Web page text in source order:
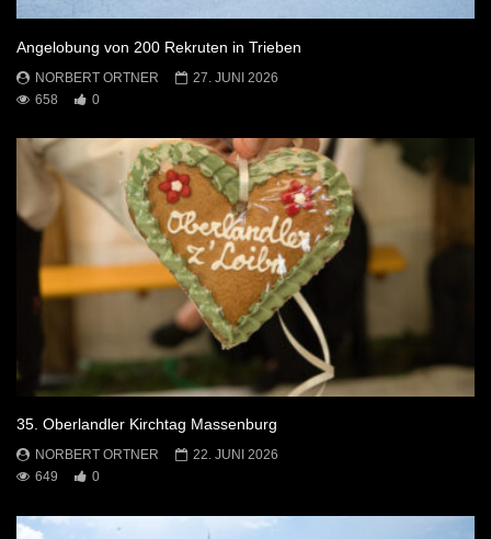
Angelobung von 200 Rekruten in Trieben
NORBERT ORTNER
27. JUNI 2026
658
0
35. Oberlandler Kirchtag Massenburg
NORBERT ORTNER
22. JUNI 2026
649
0